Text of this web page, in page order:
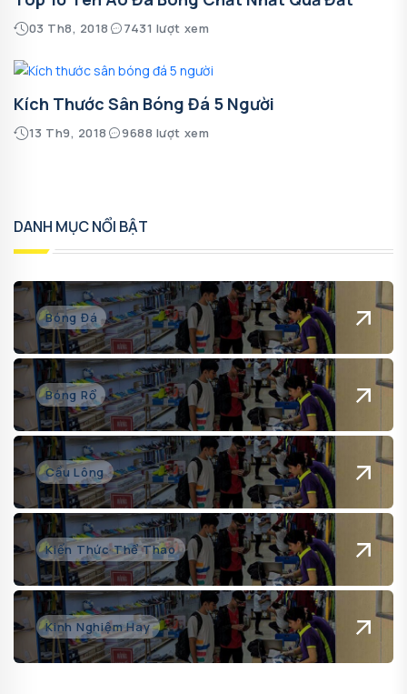
03 Th8, 2018 7431 lượt xem
Kích Thước Sân Bóng Đá 5 Người
13 Th9, 2018 9688 lượt xem
DANH MỤC NỔI BẬT
Bóng Đá
Bóng Rổ
Cầu Lông
Kiến Thức Thể Thao
Kinh Nghiệm Hay